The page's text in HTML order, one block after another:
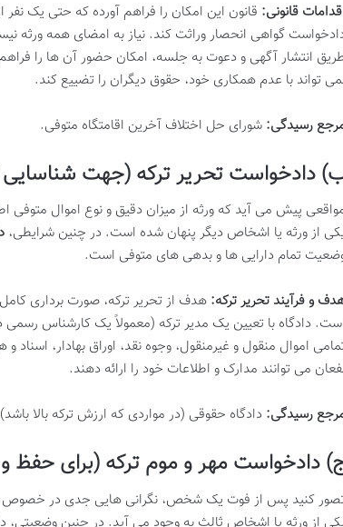
قانونی: قانون این امکان را فراهم آورده که حتی یک
گواهی انحصار وراثت کند. نیاز به امضای همه ورثه
انتشار آگهی و دعوت به جلسه، امکان حضور آن ها را
تواند با عدم همکاری خود، حقوق دیگران را تضییع کند.
رسیدگی: شورای حل اختلاف آخرین اقامتگاه متوفی.
دادخواست تحریر ترکه (جهت شناسایی
پیش می آید که ورثه از میزان دقیق و نوع اموال متوفی
از ورثه یا اشخاص دیگر پنهان شده است. در چنین شرایطی،
تمام دارایی ها و بدهی های متوفی است.
و فرآیند تحریر ترکه: هدف از تحریر ترکه، صورت برداری
دادگاه با تعیین یک مدیر ترکه (معمولاً یک کارشناس
اموال منقول و غیرمنقول، وجوه نقد، اوراق بهادار، اسناد
می توانند مدارک و اطلاعات خود را ارائه دهند.
رسیدگی: دادگاه حقوقی (در مواردی که ارزش ترکه بالا
دادخواست مهر و موم ترکه (برای حفظ
کنید پس از فوت یک شخص، نگرانی هایی جدی در خصوص
از ورثه یا اشخاص ثالث به وجود می آید. در چنین